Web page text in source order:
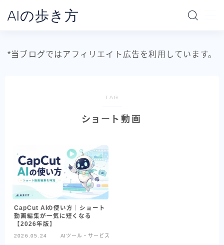
AIの歩き方
AI別で探す
ChatGPT
Claude
Gemini
Claude Code
Codex
*当ブログではアフィリエイト広告を利用しています。
TAG
ショート動画
CapCut AIの使い方｜ショート
動画編集が一気に短くなる
【2026年版】
2026.05.24 AIツール・サービス